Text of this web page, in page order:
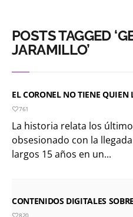
POSTS TAGGED
JARAMILLO’
EL CORONEL NO TIENE QUIEN
761
La historia relata los
obsesionado con la
largos 15 años en un...
CONTENIDOS DIGITALES
820